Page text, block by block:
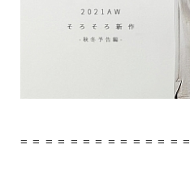
= = = = = = = = = = = = =